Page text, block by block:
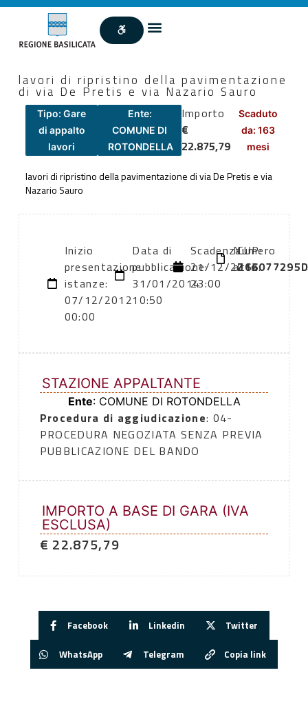
lavori di ripristino della pavimentazione
di via De Pretis e via Nazario Sauro
Tipo: Gare
di appalto
lavori
Ente:
COMUNE DI
ROTONDELLA
Importo
€
22.875,79
Scaduto
da: 163
mesi
lavori di ripristino della pavimentazione di via De Pretis e via
Nazario Sauro
Inizio
presentazione
istanze:
07/12/2012
00:00
Data di
pubblicazione:
31/01/2014
10:50
Scadenza:
21/12/2012
23:00
Numero
atto:
CUP:
STAZIONE APPALTANTE
Ente: COMUNE DI ROTONDELLA
Procedura di aggiudicazione: 04-
PROCEDURA NEGOZIATA SENZA PREVIA
PUBBLICAZIONE DEL BANDO
IMPORTO A BASE DI GARA (IVA
ESCLUSA)
€ 22.875,79
Facebook Linkedin Twitter
WhatsApp Telegram Copia link